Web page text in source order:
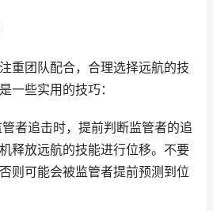
重团队配合，合理选择远航的技
一些实用的技巧：
者追击时，提前判断监管者的追
释放远航的技能进行位移。不要
则可能会被监管者提前预测到位